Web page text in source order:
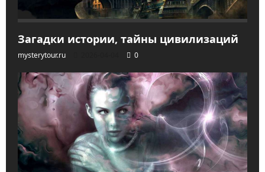
Загадки истории, тайны цивилизаций
mysterytour.ru 0